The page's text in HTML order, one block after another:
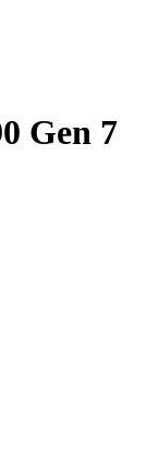
Gen 7